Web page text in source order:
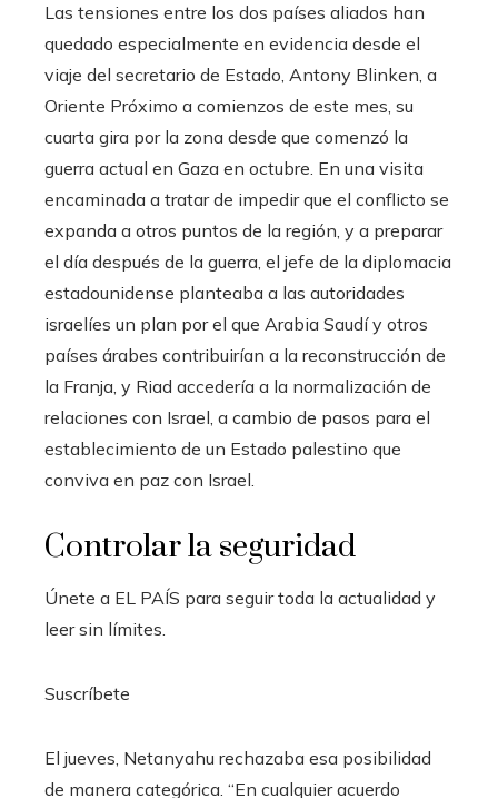
Las tensiones entre los dos países aliados han
quedado especialmente en evidencia desde el
viaje del secretario de Estado, Antony Blinken, a
Oriente Próximo a comienzos de este mes, su
cuarta gira por la zona desde que comenzó la
guerra actual en Gaza en octubre. En una visita
encaminada a tratar de impedir que el conflicto se
expanda a otros puntos de la región, y a preparar
el día después de la guerra, el jefe de la diplomacia
estadounidense planteaba a las autoridades
israelíes un plan por el que Arabia Saudí y otros
países árabes contribuirían a la reconstrucción de
la Franja, y Riad accedería a la normalización de
relaciones con Israel, a cambio de pasos para el
establecimiento de un Estado palestino que
conviva en paz con Israel.
Controlar la seguridad
Únete a EL PAÍS para seguir toda la actualidad y
leer sin límites.
Suscríbete
El jueves, Netanyahu rechazaba esa posibilidad
de manera categórica. “En cualquier acuerdo